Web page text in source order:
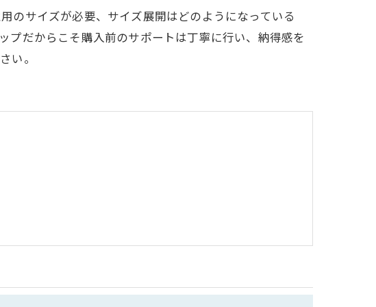
のサイズが必要、サイズ展開はどのようになっている
プだからこそ購入前のサポートは丁寧に行い、納得感を
い。